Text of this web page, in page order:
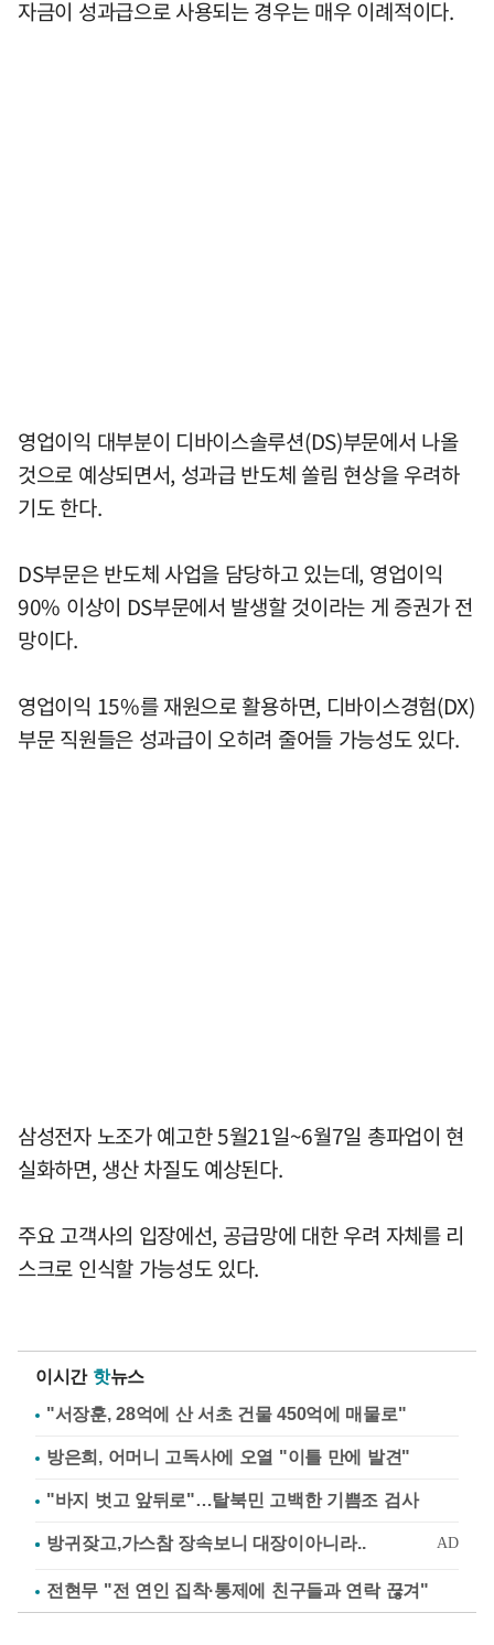
자금이 성과급으로 사용되는 경우는 매우 이례적이다.
영업이익 대부분이 디바이스솔루션(DS)부문에서 나올
것으로 예상되면서, 성과급 반도체 쏠림 현상을 우려하
기도 한다.
DS부문은 반도체 사업을 담당하고 있는데, 영업이익
90% 이상이 DS부문에서 발생할 것이라는 게 증권가 전
망이다.
영업이익 15%를 재원으로 활용하면, 디바이스경험(DX)
부문 직원들은 성과급이 오히려 줄어들 가능성도 있다.
삼성전자 노조가 예고한 5월21일~6월7일 총파업이 현
실화하면, 생산 차질도 예상된다.
주요 고객사의 입장에선, 공급망에 대한 우려 자체를 리
스크로 인식할 가능성도 있다.
이시간 핫뉴스
"서장훈, 28억에 산 서초 건물 450억에 매물로"
방은희, 어머니 고독사에 오열 "이틀 만에 발견"
"바지 벗고 앞뒤로"…탈북민 고백한 기쁨조 검사
전현무 "전 연인 집착·통제에 친구들과 연락 끊겨"